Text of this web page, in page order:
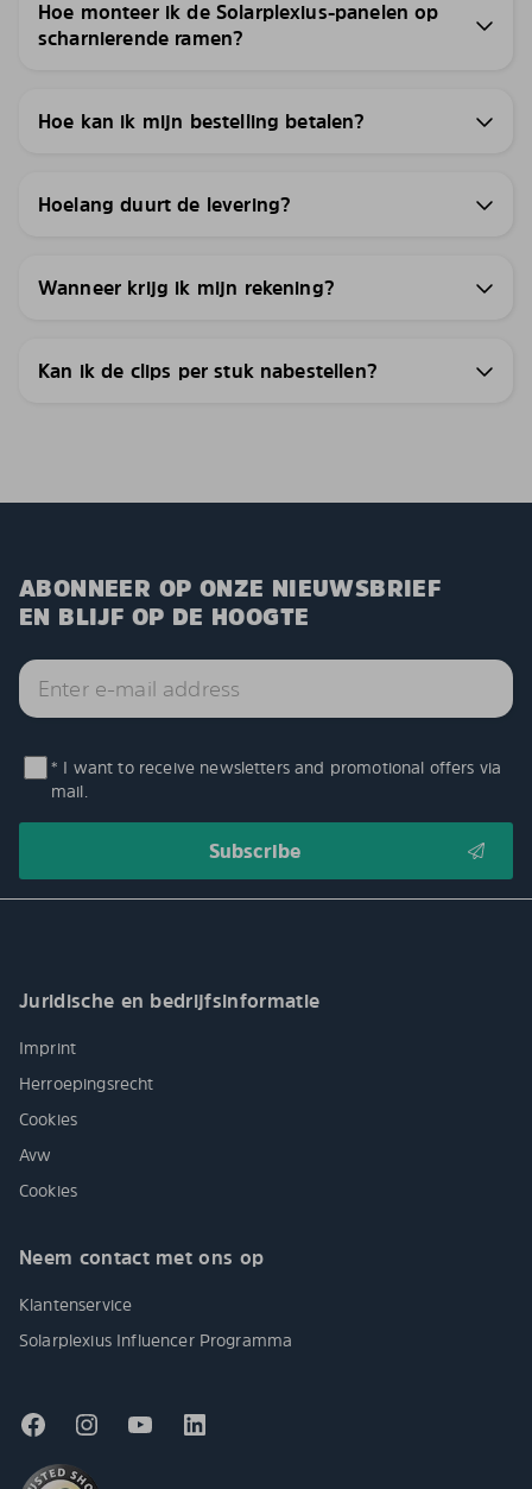
Hoe monteer ik de Solarplexius-panelen op
scharnierende ramen?
Hoe kan ik mijn bestelling betalen?
Hoelang duurt de levering?
Wanneer krijg ik mijn rekening?
Kan ik de clips per stuk nabestellen?
ABONNEER OP ONZE NIEUWSBRIEF
EN BLIJF OP DE HOOGTE
* I want to receive newsletters and promotional offers via
mail.
Juridische en bedrijfsinformatie
Imprint
Herroepingsrecht
Cookies
Avw
Cookies
Neem contact met ons op
Klantenservice
Solarplexius Influencer Programma